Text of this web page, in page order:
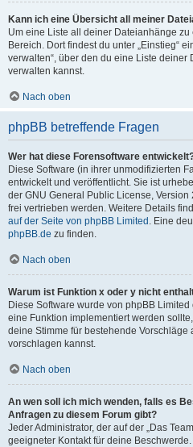
Kann ich eine Übersicht all meiner
Um eine Liste all deiner Dateianhänge
Bereich. Dort findest du unter „Einstieg“
verwalten“, über den du eine Liste
verwalten kannst.
Nach oben
phpBB betreffende Fragen
Wer hat diese Forensoftware
Diese Software (in ihrer unmodifizierten
entwickelt und veröffentlicht. Sie ist
der GNU General Public License,
frei vertrieben werden. Weitere Details
auf der Seite von phpBB Limited . Eine
phpBB.de zu finden.
Nach oben
Warum ist Funktion x oder y nicht
Diese Software wurde von phpBB
eine Funktion implementiert werden
deine Stimme für bestehende
vorschlagen kannst.
Nach oben
An wen soll ich mich wenden, falls es
Anfragen zu diesem Forum gibt?
Jeder Administrator, der auf der „Das
geeigneter Kontakt für deine